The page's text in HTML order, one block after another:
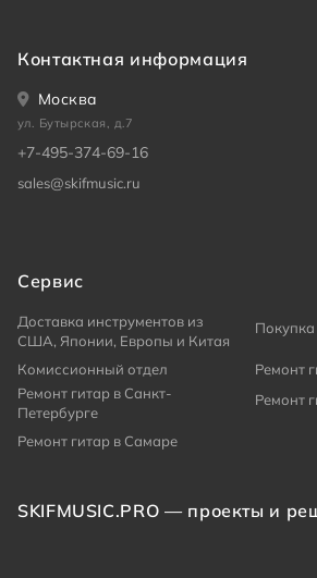
Контактная информация
Москва
ул. Бутырская, д.7
+7-495-374-69-16
sales@skifmusic.ru
Сервис
Доставка инструментов из
США, Японии, Европы и Китая
Покупка
Комиссионный отдел
Ремонт
Ремонт гитар в Санкт-
Петербурге
Ремонт
Ремонт гитар в Самаре
SKIFMUSIC.PRO — проекты и